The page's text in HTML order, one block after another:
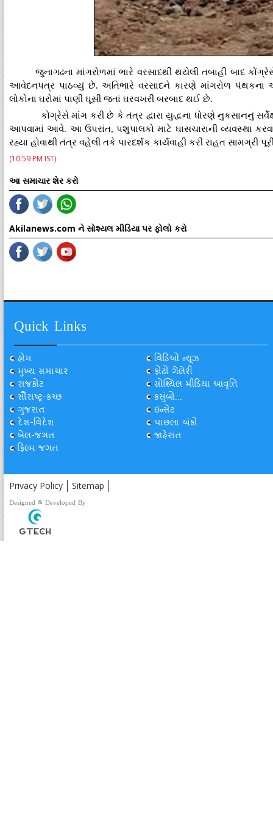
જુનાગઢના માંગરોળમાં ભારે વરસાદથી થયેલી તબાહી બાદ
આવેદનપત્ર પાઠવ્યું છે. અતિભારે વરસાદને કારણે માંગરોળ
લોકોના ઘરોમાં પાણી ઘૂસી જતાં ઘરવખરી બરબાદ થઈ છે.
કોંગ્રેસે માંગ કરી છે કે તંત્ર દ્વારા યુદ્ધના ધોરણે નુકસાનનું
આપવામાં આવે. આ ઉપરાંત, પશુપાલકો માટે ઘાસચારાની વ્યવસ્થા
રહ્યા હોવાથી તંત્ર વહેલી તકે પારદર્શક કાર્યવાહી કરી રાહત સામગ્રી
(10:59 PM IST)
આ સમાચાર શેર કરો
Akilanews.com ને સોશ્યલ મીડિયા પર ફોલો કરો
Quick Links
હોમ
મુખ્ય સમાચાર
રાજકોટ
સૌરાષ્ટ્ર-કચ્છ
ગુજરાત
દેશ-વિદેશ
ખેલ-જગત
ફિલ્મ જગત
વિડિઓ ન્યૂઝ
ફોટો ગેલેરી
સોશ્યિલ મીડિયા આવૃત્તિ
કસુંબો...
ઇન્સેટ
પાછલા અંકો
જાહેરાત
Privacy Policy Sitemap
Designed & Developed By